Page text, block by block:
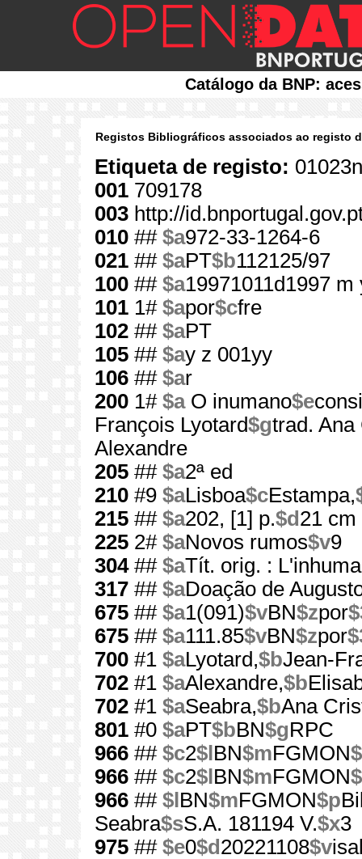
Catálogo da BNP:
Registos Bibliográficos associados ao registo
Etiqueta de registo:
001 709178
003 http://
010 ## $a972-33-1264-6
021 ## $aPT$b112125/97
100 ## $a19971011d1997
101 1# $apor$cfre
102 ## $aPT
105 ## $ay z 001yy
106 ## $ar
200 1# $aO inumano$e
François Lyotard$gtrad. Ana
Alexandre
205 ## $a2ª ed
210 #9 $aLisboa$cEstampa,
215 ## $a202, [1] p.$d 21 cm
225 2# $aNovos rumos$v9
304## $aTít. orig. :
317 ## $aDoação de
675 ## $a1(091)$vBN$zpor
675 ## $a111.85$vBN$zpor
700 #1 $aLyotard,$bJean-
702 #1 $aAlexandre,$b
702 #1 $aSeabra,$bAna
801 #0 $aPT$bBN$gRPC
966 ## $c2$l BN$mFGMON
966 ## $c2$l BN$mFGMON
966 ## $l BN$mFGMON$p
Seabra$sS.A. 181194 V.$x3
975 ## $e0$d 20221108$v